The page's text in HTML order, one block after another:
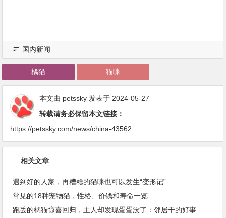
国内新闻
橘猫 猫咪
本文由 petssky 发表于 2024-05-27
转载请务必保留本文链接：
https://petssky.com/news/china-43562
相关文章
遇到好的人家，再糟糕的猫咪也可以发生“变形记”
常见的18种宠物猫，性格、价钱和寿命一览
跑丢的橘猫惊喜回归，主人却发现蛋蛋没了：邻居干的好事